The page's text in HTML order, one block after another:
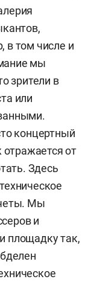
в том числе и
мы
зрители в
или
концертный
отражается от
Здесь
Мы
и
площадку так,